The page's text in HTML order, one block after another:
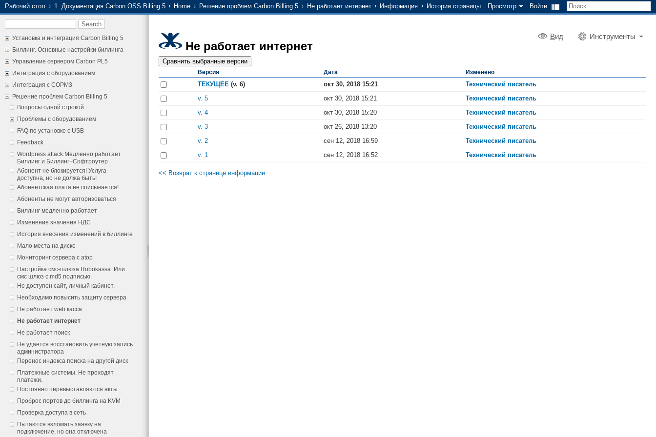
Просмотр Войти
Рабочий стол 1. Документация Carbon OSS Billing 5 Home Решение проблем Carbon Billing 5 Не работает интернет Информация История страницы
Установка и интеграция Carbon Billing 5
Биллинг. Основные настройки биллинга
Управление сервером Carbon PL5
Интеграция с оборудованием
Интеграция с СОРМ3
Решение проблем Carbon Billing 5
Вопросы одной строкой.
Проблемы с оборудованием
FAQ по установке с USB
Feedback
Wordpress attack.Медленно работает
Биллинг и Биллинг+Софтроутер
Абонент не блокируется! Услуга
доступна, но не должа быть!
Абонентская плата не списывается!
Абоненты не могут авторизоваться
Биллинг медленно работает
Изменение значения НДС
История внесения изменений в биллинге
Мало места на диске
Мониторинг сервера с atop
Настройка смс-шлюза Robokassa. Или
смс шлюз с md5 подписью.
Не доступен сайт, личный кабинет.
Необходимо повысить защиту сервера
Не работает web касса
Не работает интернет
Не работает поиск
Не удается восстановить учетную запись
администратора
Перенос индекса поиска на другой диск
Платежные системы. Не проходят
платежи.
Постоянно перевыставляются акты
Проброс портов до биллинга на KVM
Проверка доступа в сеть
Пытаются взломать заявку на
подключение, но она отключена
Вид Инструменты
Не работает интернет
Версия Дата Изменено
ТЕКУЩЕЕ (v. 6) окт 30, 2018 15:21
Технический писатель
v. 5
окт 30, 2018 15:21
Технический писатель
v. 4
окт 30, 2018 15:20
Технический писатель
v. 3
окт 26, 2018 13:20
Технический писатель
v. 2
сен 12, 2018 16:59
Технический писатель
v. 1
сен 12, 2018 16:52 Технический писатель
<< Возврат к странице информации